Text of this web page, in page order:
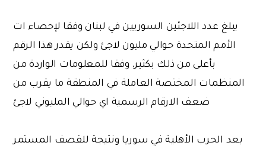
يبلغ عدد اللاجئين السوريين في لبنان وفقا لإحصاء ات
الأمم المتحدة حوالي مليون لاجئ ولكن يقدر هذا الرقم
بأعلى من ذلك بكثير. وفقا للمعلومات الواردة من
المنظمات المختصة العاملة في المنطقة ما يقرب من
ضعف الارقام الرسمية اي حوالي المليوني لاجئ
بعد الحرب الأهلية في سوريا ونتيجة للقصف المستمر